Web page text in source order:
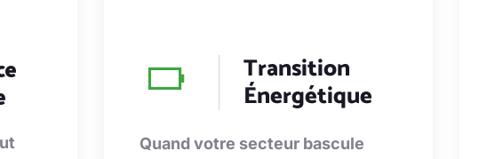
Transition
Énergétique
Quand votre secteur bascule